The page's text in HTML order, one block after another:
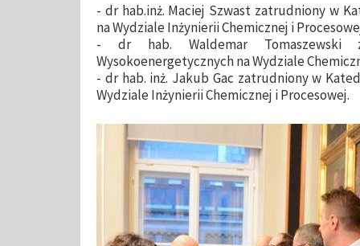
- dr hab.inż. Maciej Szwast zatrudniony w
na Wydziale Inżynierii Chemicznej i
- dr hab. Waldemar Tomaszewski
Wysokoenergetycznych na Wydziale
- dr hab. inż. Jakub Gac zatrudniony w
Wydziale Inżynierii Chemicznej i Procesowej.